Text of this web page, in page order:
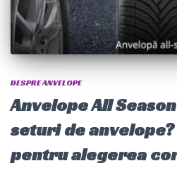
DESPRE ANVELOPE
Anvelope All
seturi de
pentru alegerea